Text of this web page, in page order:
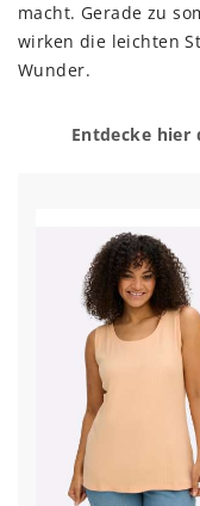
macht. Gerade zu
wirken die leichten
Wunder.
Entdecke hier